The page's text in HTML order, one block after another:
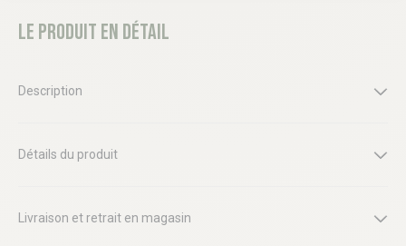
Le produit en détail
Description
Détails du produit
Livraison et retrait en magasin